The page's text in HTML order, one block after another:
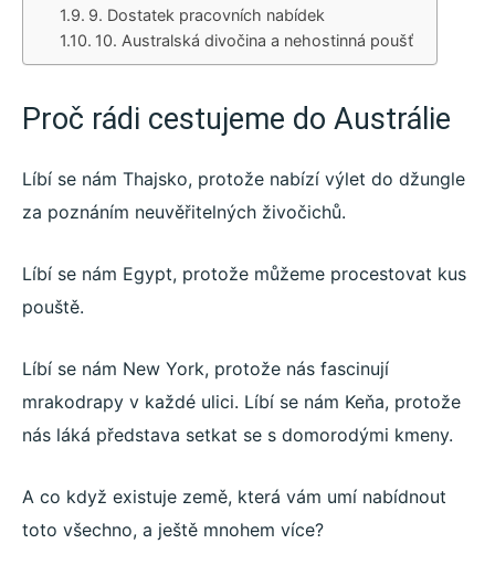
9. Dostatek pracovních nabídek
10. Australská divočina a nehostinná poušť
Proč rádi cestujeme do Austrálie
Líbí se nám Thajsko, protože nabízí výlet do džungle
za poznáním neuvěřitelných živočichů.
Líbí se nám Egypt, protože můžeme procestovat kus
pouště.
Líbí se nám New York, protože nás fascinují
mrakodrapy v každé ulici. Líbí se nám Keňa, protože
nás láká představa setkat se s domorodými kmeny.
A co když existuje země, která vám umí nabídnout
toto všechno, a ještě mnohem více?